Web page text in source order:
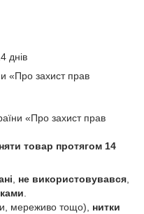
днів
«Про захист прав
«Про захист прав
товар протягом 14
не використовувався
мереживо тощо), нитки